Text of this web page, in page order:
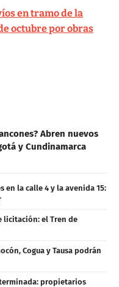
en tramo de la
octubre por obras
Abren nuevos
y Cundinamarca
la calle 4 y la avenida 15:
licitación: el Tren de
Cogua y Tausa podrán
propietarios